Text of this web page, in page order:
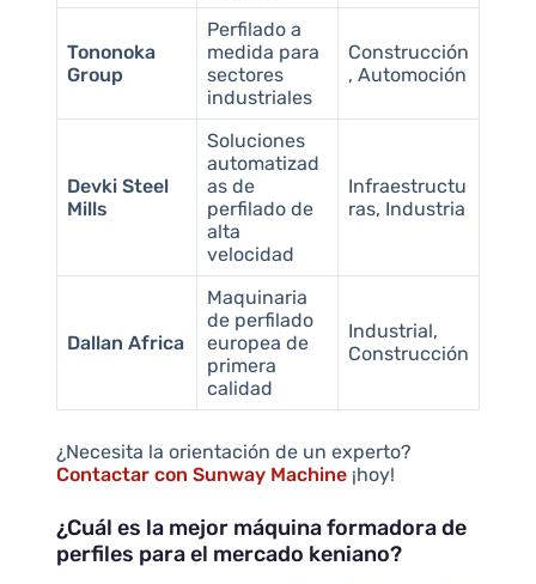
Tononoka
Group
Perfilado a
medida para
sectores
industriales
Construcción
, Automoción
Devki Steel
Mills
Soluciones
automatizad
as de
perfilado de
alta
velocidad
Infraestructu
ras, Industria
Dallan Africa
Maquinaria
de perfilado
europea de
primera
calidad
Industrial,
Construcción
¿Necesita la orientación de un experto?
Contactar con Sunway Machine¡hoy!
¿Cuál es la mejor máquina formadora de
perfiles para el mercado keniano?